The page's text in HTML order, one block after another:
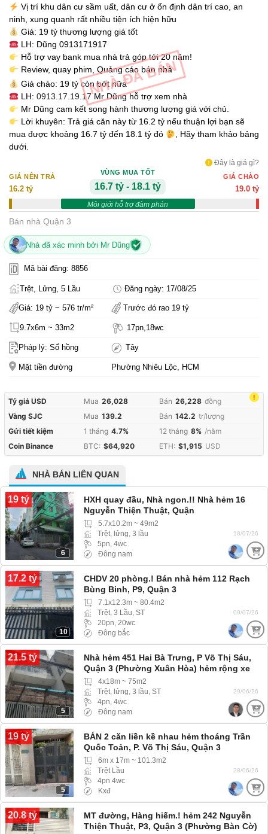
NHÀ ĐÃ BÁN
Vị trí khu dân cư sầm uất, dân cư ở ổn định dân trí cao, an
ninh, xung quanh rất nhiều tiện ích hiện hữu
Giá: 19 tỷ thương lượng giá tốt
LH: Dũng 0913171917
Hỗ trợ vay bank mua nhà trả góp tới 20 năm!
Review, quay phim, Quảng cáo bán nhà
Giá chào: 19 tỷ còn bớt nữa
LH: 0913.17.19.17Mr Dũng hỗ trợ xem nhà
Mr Dũng cam kết song hành thương lượng giá với chủ.
Lời khuyên: Trả giá căn này từ 16.2 tỷ nếu thuận lợi bạn sẽ
mua được khoảng 16.7 tỷ đến 18.1 tỷ đó
, Hãy tham khảo bảng
dưới.
Đây là giá gì?
GIÁ NÊN TRẢ
16.2 tỷ
VÙNG MUA TỐT
16.7 tỷ - 18.1 tỷ
Môi giới hỗ trợ đàm phán
GIÁ CHÀO
19.0 tỷ
Bán nhà Quận 3
Nhà đã xác minh bởi Mr Dũng
Mã bài đăng: 8856
Trệt, Lửng, 5 Lầu Đăng ngày: 17/08/25
Giá: 19 tỷ ~ 576 tr/m² Trước đó rao 19 tỷ
9.7x6m ~ 33m2 17pn,18wc
Pháp lý: Sổ hồng Tây
Mặt tiền đường Phường Nhiêu Lộc, HCM
!
Tỷ giá USD Mua 26,028 Bán 26,228 đồng
Vàng SJC
Mua 139.2 Bán 142.2 tr/lượng
Gửi tiết kiệm
1 tháng 4.7% 12 tháng 8% /năm
Coin Binance
BTC: $64,920 ETH: $1,915 USD
NHÀ BÁN LIÊN QUAN
19 tỷ
6
HXH quay đầu, Nhà ngon.!! Nhà hẻm 16
Nguyễn Thiện Thuật, Quận
5.7x10.2m ~ 49m2
Trệt, lửng, 3 lầu
5pn, 4wc
Đông nam
18/07/26
17.2 tỷ
10
CHDV 20 phòng.! Bán nhà hẻm 112 Rạch
Bùng Binh, P9, Quận 3
7.1x12.3m ~ 80.4m2
Trệt, 3 Lầu, ST
20pn, 20wc
Đông bắc
09/07/26
21.5 tỷ
5
Nhà hẻm 451 Hai Bà Trưng, P Võ Thị Sáu,
Quận 3 (Phường Xuân Hòa) hẻm rộng xe
hơi 4 chỗ vào tới nhà
4x18m ~ 75m2
Trệt, lửng, 3 lầu, ST
4pn, 4wc
Đông nam
29/06/26
19 tỷ
5
BÁN 2 căn liền kề nhau hẻm thoáng Trần
Quốc Toản, P. Võ Thị Sáu, Quận 3
6m x 17m ~ 101.3m2
Trệt Lầu
4pn 4wc
Kxđ
28/06/26
20.8 tỷ
MT đường, Hàng hiếm.! hẻm 242 Nguyễn
Thiện Thuật, P3, Quận 3 (Phường Bàn Cờ)